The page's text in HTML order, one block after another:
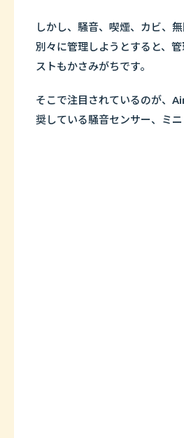
しかし、騒音、喫煙、カビ、
別々に管理しようとすると、
ストもかさみがちです。
そこで注目されているのが、
奨している騒音センサー、ミニ